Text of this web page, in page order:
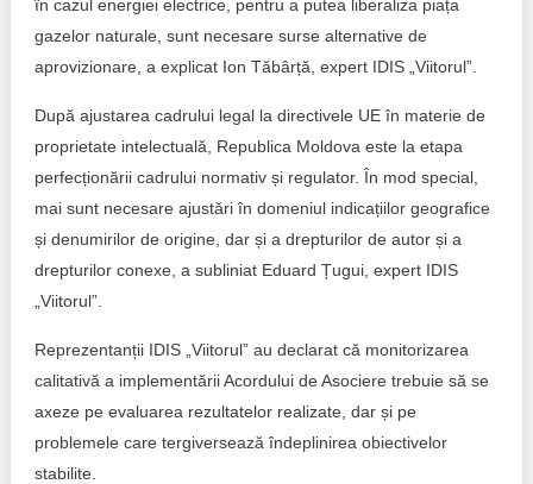
în cazul energiei electrice, pentru a putea liberaliza piața
gazelor naturale, sunt necesare surse alternative de
aprovizionare, a explicat Ion Tăbârță, expert IDIS „Viitorul”.
După ajustarea cadrului legal la directivele UE în materie de
proprietate intelectuală, Republica Moldova este la etapa
perfecționării cadrului normativ și regulator. În mod special,
mai sunt necesare ajustări în domeniul indicațiilor geografice
și denumirilor de origine, dar și a drepturilor de autor și a
drepturilor conexe, a subliniat Eduard Țugui, expert IDIS
„Viitorul”.
Reprezentanții IDIS „Viitorul” au declarat că monitorizarea
calitativă a implementării Acordului de Asociere trebuie să se
axeze pe evaluarea rezultatelor realizate, dar și pe
problemele care tergiversează îndeplinirea obiectivelor
stabilite.